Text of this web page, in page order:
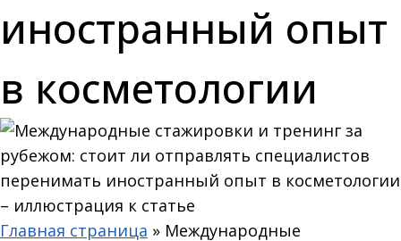
иностранный опыт
в косметологии
Главная страница » Международные